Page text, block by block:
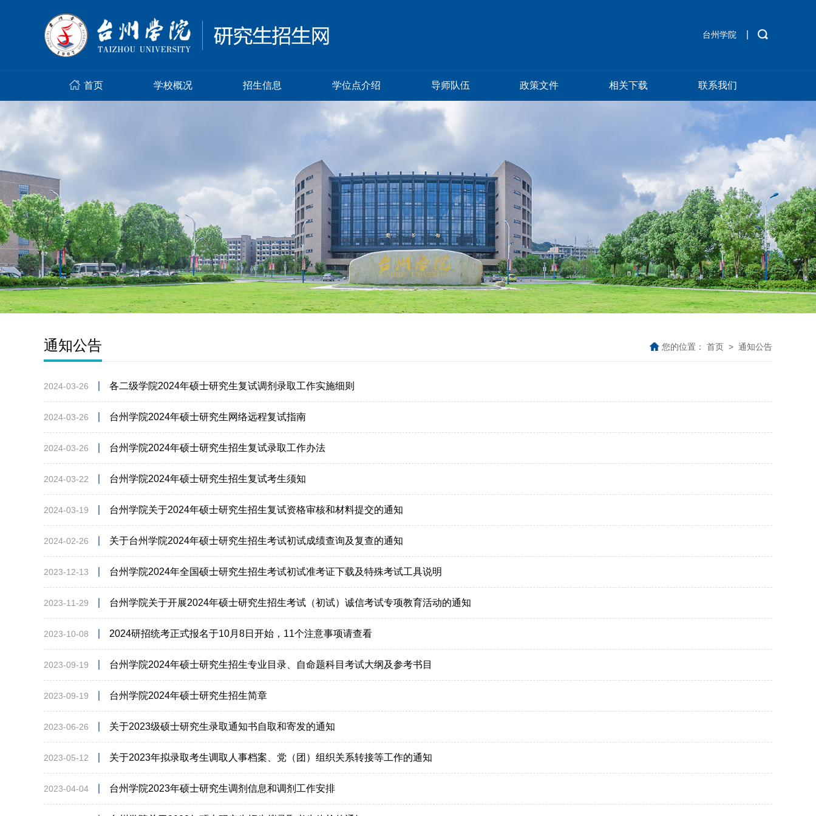
台州学院
首页 学校概况 招生信息 学位点介绍 导师队伍 政策文件 相关下载 联系我们
您的位置： 首页 > 通知公告
通知公告
2024-03-26 各二级学院2024年硕士研究生复试调剂录取工作实施细则
2024-03-26 台州学院2024年硕士研究生网络远程复试指南
2024-03-26 台州学院2024年硕士研究生招生复试录取工作办法
2024-03-22 台州学院2024年硕士研究生招生复试考生须知
2024-03-19 台州学院关于2024年硕士研究生招生复试资格审核和材料提交的通知
2024-02-26 关于台州学院2024年硕士研究生招生考试初试成绩查询及复查的通知
2023-12-13 台州学院2024年全国硕士研究生招生考试初试准考证下载及特殊考试工具说明
2023-11-29 台州学院关于开展2024年硕士研究生招生考试（初试）诚信考试专项教育活动的通知
2023-10-08 2024研招统考正式报名于10月8日开始，11个注意事项请查看
2023-09-19 台州学院2024年硕士研究生招生专业目录、自命题科目考试大纲及参考书目
2023-09-19 台州学院2024年硕士研究生招生简章
2023-06-26 关于2023级硕士研究生录取通知书自取和寄发的通知
2023-05-12 关于2023年拟录取考生调取人事档案、党（团）组织关系转接等工作的通知
2023-04-04 台州学院2023年硕士研究生调剂信息和调剂工作安排